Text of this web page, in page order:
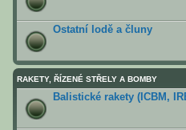
Ostatní lodě a čluny
RAKETY, ŘÍZENÉ STŘELY A BOMBY
Balistické rakety (ICBM,